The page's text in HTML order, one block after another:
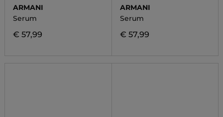
ARMANI
Serum
€ 57,99
ARMANI
Serum
€ 57,99